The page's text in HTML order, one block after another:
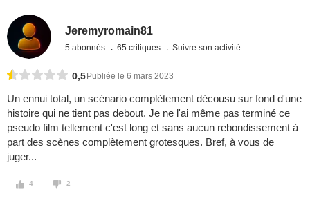
Jeremyromain81
5 abonnés 65 critiques Suivre son activité
0,5 Publiée le 6 mars 2023
Un ennui total, un scénario complètement décousu sur fond d'une
histoire qui ne tient pas debout. Je ne l'ai même pas terminé ce
pseudo film tellement c'est long et sans aucun rebondissement à
part des scènes complètement grotesques. Bref, à vous de
juger...
4 2